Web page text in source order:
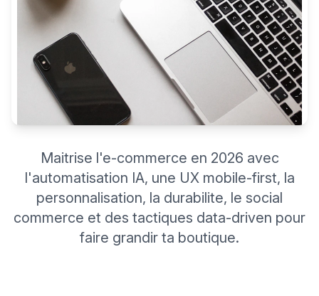
Maitrise l'e-commerce en 2026 avec
l'automatisation IA, une UX mobile-first, la
personnalisation, la durabilite, le social
commerce et des tactiques data-driven pour
faire grandir ta boutique.